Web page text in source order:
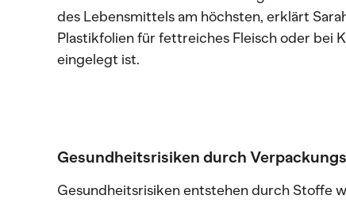
des Lebensmittels am höchsten, erklärt
Plastikfolien für fettreiches Fleisch oder bei
eingelegt ist.
Gesundheitsrisiken durch
Gesundheitsrisiken entstehen durch Stoffe